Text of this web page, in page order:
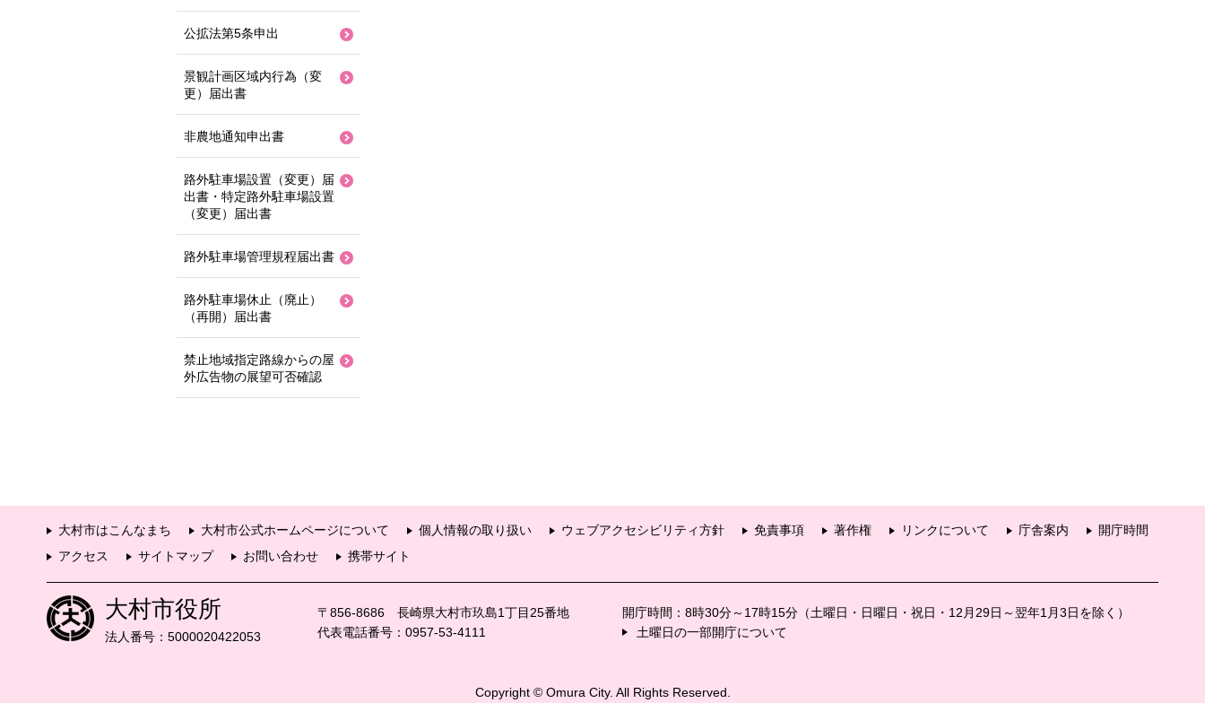
公拡法第5条申出
景観計画区域内行為（変
更）届出書
非農地通知申出書
路外駐車場設置（変更）届
出書・特定路外駐車場設置
（変更）届出書
路外駐車場管理規程届出書
路外駐車場休止（廃止）
（再開）届出書
禁止地域指定路線からの屋
外広告物の展望可否確認
大村市はこんなまち 大村市公式ホームページについて 個人情報の取り扱い ウェブアクセシビリティ方針 免責事項 著作権 リンクについて 庁舎案内
開庁時間
アクセス
サイトマップ お問い合わせ 携帯サイト
大村市役所
法人番号：5000020422053
〒856-8686 長崎県大村市玖島1丁目25番地
代表電話番号：0957-53-4111
開庁時間：8時30分～17時15分（土曜日・日曜日・祝日・12月29日～翌年1月3日を除く）
土曜日の一部開庁について
Copyright © Omura City. All Rights Reserved.